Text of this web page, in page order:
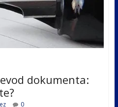
dokumenta:
0